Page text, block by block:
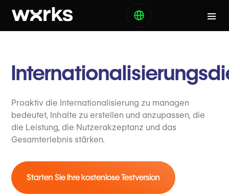
Proaktiv die Internationalisierung zu managen
bedeutet, Inhalte zu erstellen und anzupassen, die
die Leistung, die Nutzerakzeptanz und das
Gesamterlebnis stärken.
Starten Sie Ihre kostenlose Testversion